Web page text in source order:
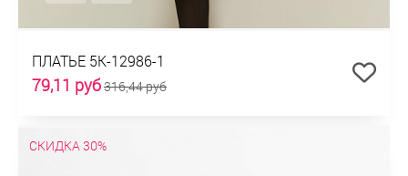
ПЛАТЬЕ 5К-12986-1
79,11 руб316,44 руб
СКИДКА 30%